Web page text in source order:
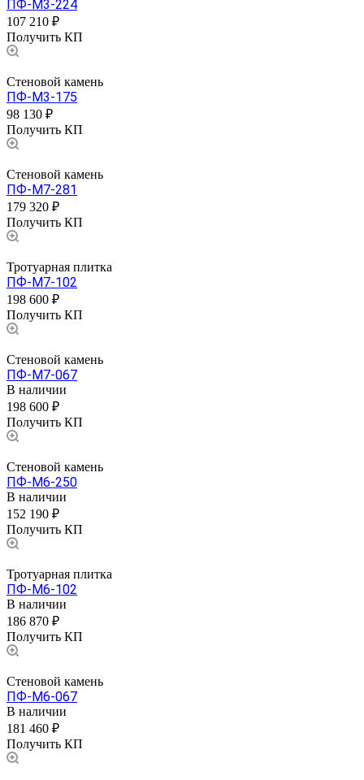
ПФ-М3-224
107 210 ₽
Получить КП
Стеновой камень
ПФ-М3-175
98 130 ₽
Получить КП
Стеновой камень
ПФ-М7-281
179 320 ₽
Получить КП
Тротуарная плитка
ПФ-М7-102
198 600 ₽
Получить КП
Стеновой камень
ПФ-М7-067
В наличии
198 600 ₽
Получить КП
Стеновой камень
ПФ-М6-250
В наличии
152 190 ₽
Получить КП
Тротуарная плитка
ПФ-М6-102
В наличии
186 870 ₽
Получить КП
Стеновой камень
ПФ-М6-067
В наличии
181 460 ₽
Получить КП